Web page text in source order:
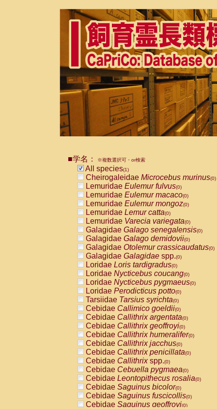
■学名： ※複数選択可・or検索
All species(1)
Cheirogaleidae Microcebus murinus(0)
Lemuridae Eulemur fulvus(0)
Lemuridae Eulemur macaco(0)
Lemuridae Eulemur mongoz(0)
Lemuridae Lemur catta(0)
Lemuridae Varecia variegata(0)
Galagidae Galago senegalensis(0)
Galagidae Galago demidovii(0)
Galagidae Otolemur crassicaudatus(0)
Galagidae Galagidae spp.(0)
Loridae Loris tardigradus(0)
Loridae Nycticebus coucang(0)
Loridae Nycticebus pygmaeus(0)
Loridae Perodicticus potto(0)
Tarsiidae Tarsius syrichta(0)
Cebidae Callimico goeldii(0)
Cebidae Callithrix argentata(0)
Cebidae Callithrix geoffroyi(0)
Cebidae Callithrix humeralifer(0)
Cebidae Callithrix jacchus(0)
Cebidae Callithrix penicillata(0)
Cebidae Callithrixspp.(0)
Cebidae Cebuella pygmaea(0)
Cebidae Leontopithecus rosalia(0)
Cebidae Saguinus bicolor(0)
Cebidae Saguinus fuscicollis(0)
Cebidae Saguinus geoffroyi(0)